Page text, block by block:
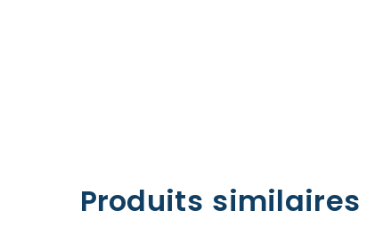
Produits similaires